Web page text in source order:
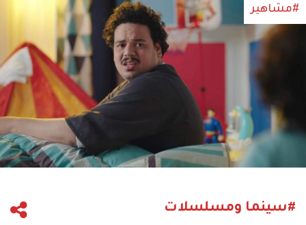
#مشاهير
#سينما ومسلسلات